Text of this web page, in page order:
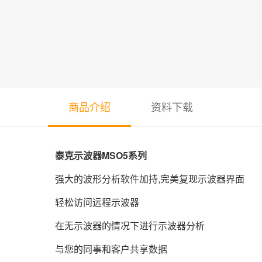
商品介绍 资料下载
泰克示波器MSO5系列
强大的波形分析软件加持,完美复现示波器界面
轻松访问远程示波器
在无示波器的情况下进行示波器分析
与您的同事和客户共享数据